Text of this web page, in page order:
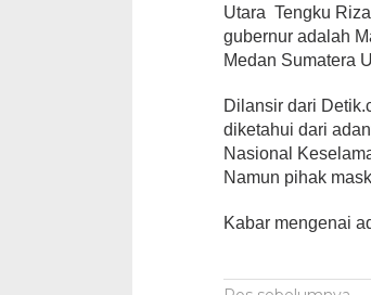
Utara Tengku
gubernur adalah
Medan Sumatera
Dilansir dari
diketahui dari
Nasional
Namun pihak
Kabar mengenai